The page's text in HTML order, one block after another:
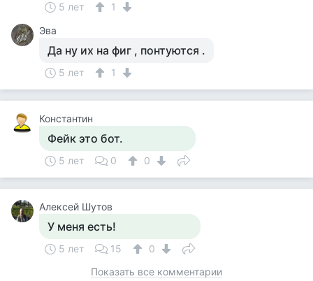
5 лет
1
Эва
Да ну их на фиг , понтуются .
5 лет 1
Константин
Фейк это бот.
5 лет 0 0
Алексей Шутов
У меня есть!
5 лет 15
0
Показать все комментарии